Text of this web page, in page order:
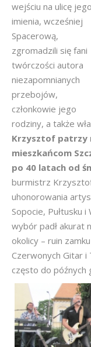
wejściu na ulicę jego
imienia, wcześniej
Spacerową,
zgromadzili się fani
twórczości autora
niezapomnianych
przebojów,
członkowie jego
rodziny, a także
Krzysztof patrzy
mieszkańcom
po 40 latach od
burmistrz
uhonorowania
Sopocie, Pułtusku
wybór padł akurat
okolicy – ruin
Czerwonych Gitar i
często do późnych